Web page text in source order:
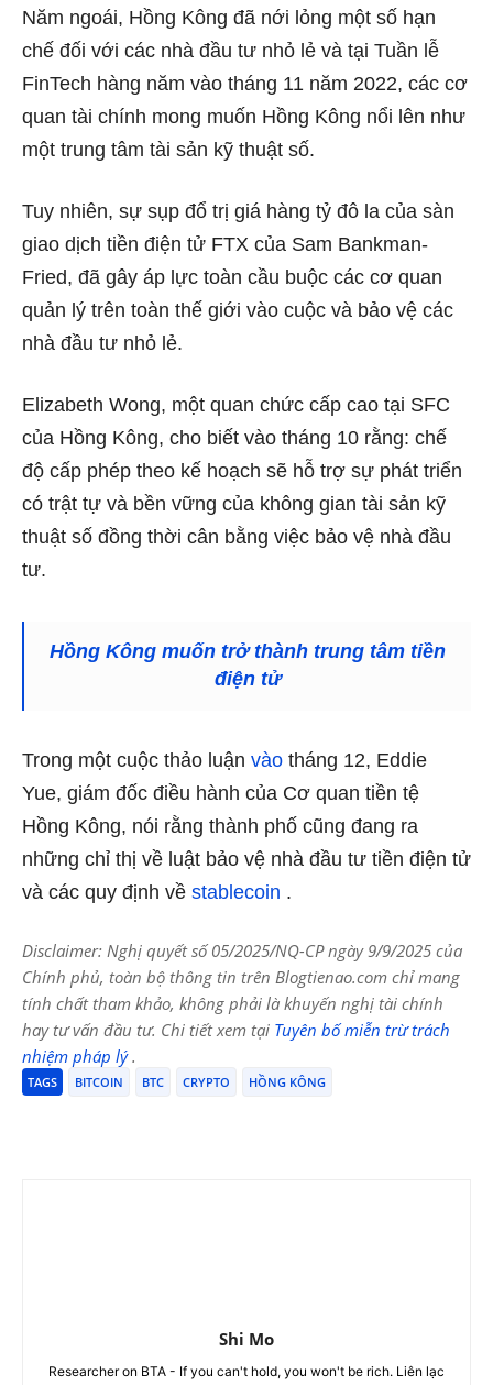
Năm ngoái, Hồng Kông đã nới lỏng một số hạn
chế đối với các nhà đầu tư nhỏ lẻ và tại Tuần lễ
FinTech hàng năm vào tháng 11 năm 2022, các cơ
quan tài chính mong muốn Hồng Kông nổi lên như
một trung tâm tài sản kỹ thuật số.
Tuy nhiên, sự sụp đổ trị giá hàng tỷ đô la của sàn
giao dịch tiền điện tử FTX của Sam Bankman-
Fried, đã gây áp lực toàn cầu buộc các cơ quan
quản lý trên toàn thế giới vào cuộc và bảo vệ các
nhà đầu tư nhỏ lẻ.
Elizabeth Wong, một quan chức cấp cao tại SFC
của Hồng Kông, cho biết vào tháng 10 rằng: chế
độ cấp phép theo kế hoạch sẽ hỗ trợ sự phát triển
có trật tự và bền vững của không gian tài sản kỹ
thuật số đồng thời cân bằng việc bảo vệ nhà đầu
tư.
Hồng Kông muốn trở thành trung tâm tiền
điện tử
Trong một cuộc thảo luận vào tháng 12, Eddie
Yue, giám đốc điều hành của Cơ quan tiền tệ
Hồng Kông, nói rằng thành phố cũng đang ra
những chỉ thị về luật bảo vệ nhà đầu tư tiền điện tử
và các quy định về stablecoin .
Disclaimer: Nghị quyết số 05/2025/NQ-CP ngày 9/9/2025 của
Chính phủ, toàn bộ thông tin trên Blogtienao.com chỉ mang
tính chất tham khảo, không phải là khuyến nghị tài chính
hay tư vấn đầu tư. Chi tiết xem tại Tuyên bố miễn trừ trách
nhiệm pháp lý.
TAGS BITCOIN BTC CRYPTO HỒNG KÔNG
Shi Mo
Researcher on BTA - If you can't hold, you won't be rich. Liên lạc